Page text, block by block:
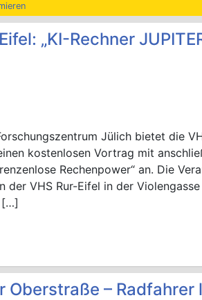
„KI-Rechner
Jülich bietet die
kostenlosen Vortrag mit
Rechenpower“ an. Die
der VHS Rur-Eifel in der
[…]
Oberstraße –